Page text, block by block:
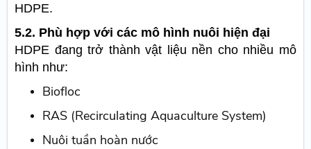
HDPE.
5.2. Phù hợp với các mô hình nuôi hiện đại
HDPE đang trở thành vật liệu nền cho nhiều mô
hình như:
Biofloc
RAS (Recirculating Aquaculture System)
Nuôi tuần hoàn nước